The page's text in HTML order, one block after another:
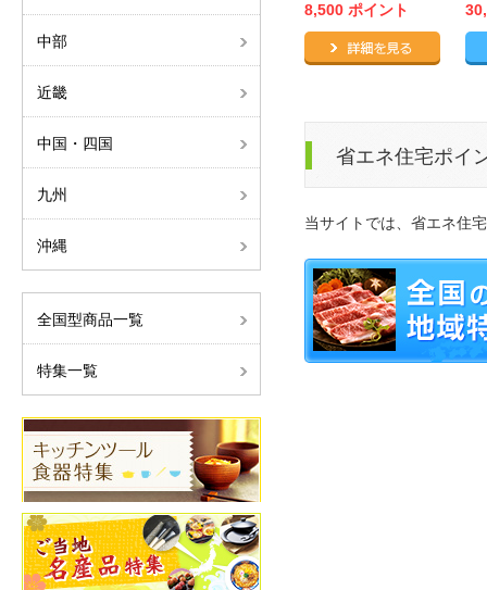
8,500 ポイント
省エネ住宅ポイ
当サイトでは、省エネ住
中部
近畿
中国・四国
九州
沖縄
全国型商品一覧
特集一覧